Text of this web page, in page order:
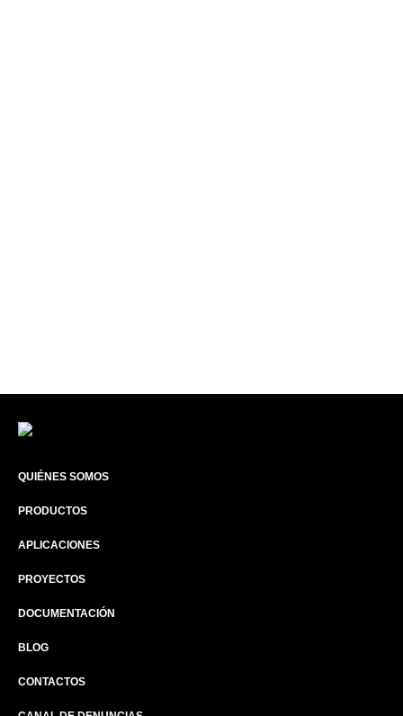
QUIÉNES SOMOS
PRODUCTOS
APLICACIONES
PROYECTOS
DOCUMENTACIÓN
BLOG
CONTACTOS